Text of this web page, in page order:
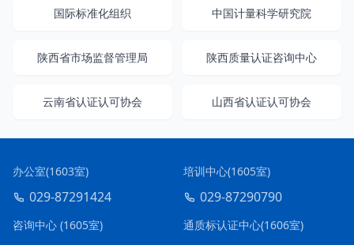
国际标准化组织 中国计量科学研究院
陕西省市场监督管理局 陕西质量认证咨询中心
云南省认证认可协会 山西省认证认可协会
办公室(1603室)
029-87291424
培训中心(1605室)
029-87290790
咨询中心 (1605室) 通质标认证中心(1606室)